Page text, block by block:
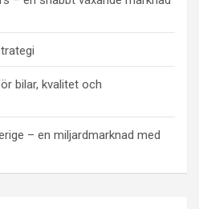
bilar, kvalitet och
– en miljardmarknad med